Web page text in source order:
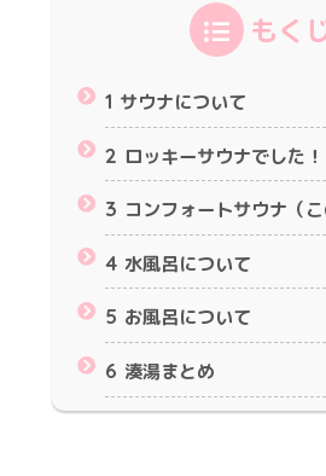
もく
1 サウナについて
2 ロッキーサウナでした！
3 コンフォートサウナ（こ
4 水風呂について
5 お風呂について
6 湊湯まとめ